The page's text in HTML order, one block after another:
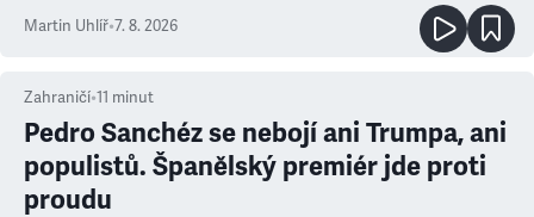
Martin Uhlíř•7. 8. 2026
Zahraničí•11 minut
Pedro Sanchéz se nebojí ani Trumpa, ani
populistů. Španělský premiér jde proti
proudu